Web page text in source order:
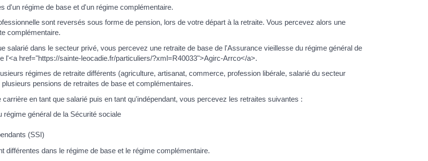
d'un régime de base et d'un régime complémentaire.
sont reversés sous forme de pension, lors de votre départ à la retraite. Vous percevez alors une
complémentaire.
salarié dans le secteur privé, vous percevez une retraite de base de l'Assurance vieillesse du régime général de
l'<a href="https://sainte-leocadie.fr/particuliers/?xml=R40033">Agirc-Arrco</a>.
régimes de retraite différents (agriculture, artisanat, commerce, profession libérale, salarié du secteur
pensions de retraites de base et complémentaires.
en tant que salarié puis en tant qu'indépendant, vous percevez les retraites suivantes :
général de la Sécurité sociale
(SSI)
différentes dans le régime de base et le régime complémentaire.